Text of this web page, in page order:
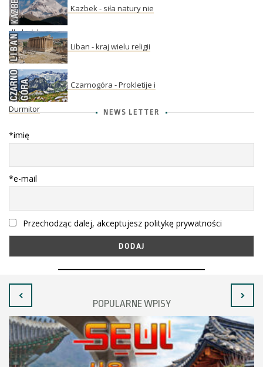
Kazbek - siła natury nie
dla każdego
Liban - kraj wielu religii
Czarnogóra - Prokletije i
Durmitor NEWS LETTER
*imię
*e-mail
Przechodząc dalej, akceptujesz politykę prywatności
POPULARNE WPISY